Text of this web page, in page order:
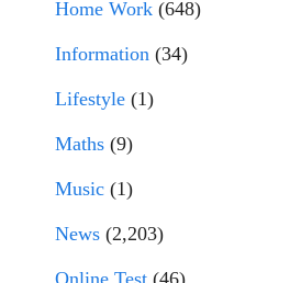
Home Work (648)
Information (34)
Lifestyle (1)
Maths (9)
Music (1)
News (2,203)